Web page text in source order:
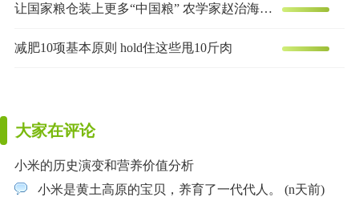
让国家粮仓装上更多“中国粮” 农学家赵治海的谷子梦
减肥10项基本原则 hold住这些甩10斤肉
大家在评论
小米的历史演变和营养价值分析
小米是黄土高原的宝贝，养育了一代代人。 (n天前)